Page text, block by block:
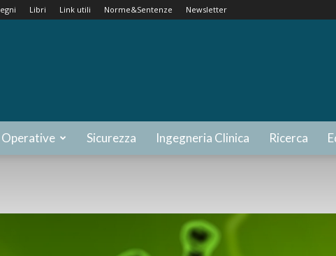
Libri Link utili Norme&Sentenze Newsletter
Sicurezza Ingegneria Clinica Ricerca